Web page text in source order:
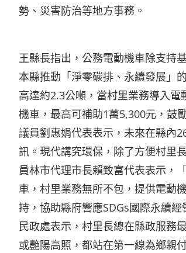
勢、災害防治等地方事務。
王縣長指出，公務電動機車除支持
本縣推動「淨零碳排、永續發展」
高達約2.3公噸，當村里業務導入
機車，最高可補助1萬5,300元，鼓
議員劉惠娟代表表示，未來在縣內
訊。現代講究環保，除了方便村里
員林市代理市長賴致富代表表示，
車，村里業務無所不包，提供電動
持，協助縣府響應SDGs國際永續經
民政處表示，村里長總在縣政服務
或艷陽高照，都站在第一線為鄉親